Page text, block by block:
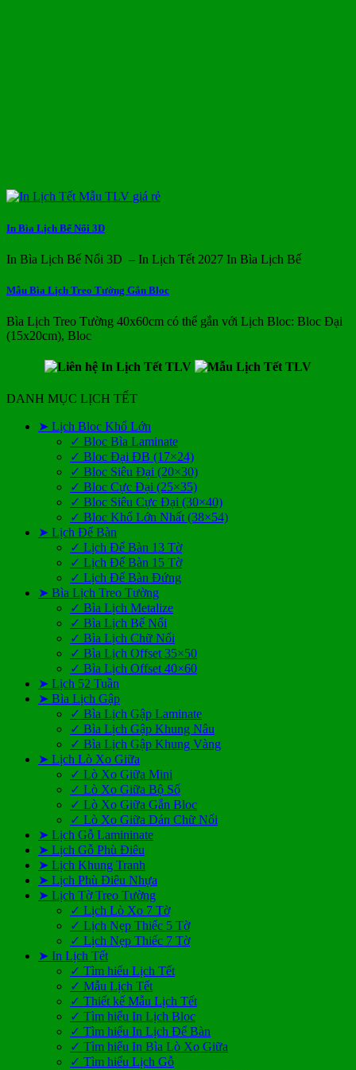
In Bìa Lịch Bế Nổi 3D
In Bìa Lịch Bế Nổi 3D – In Lịch Tết 2027 In Bìa Lịch Bế
Mẫu Bìa Lịch Treo Tường Gắn Bloc
Bìa Lịch Treo Tường 40x60cm có thể gắn với Lịch Bloc: Bloc Đại
(15x20cm), Bloc
DANH MỤC LỊCH TẾT
➤ Lịch Bloc Khổ Lớn
✓ Bloc Bìa Laminate
✓ Bloc Đại ĐB (17×24)
✓ Bloc Siêu Đại (20×30)
✓ Bloc Cực Đại (25×35)
✓ Bloc Siêu Cực Đại (30×40)
✓ Bloc Khổ Lớn Nhất (38×54)
➤ Lịch Để Bàn
✓ Lịch Để Bàn 13 Tờ
✓ Lịch Để Bàn 15 Tờ
✓ Lịch Để Bàn Đứng
➤ Bìa Lịch Treo Tường
✓ Bìa Lịch Metalize
✓ Bìa Lịch Bế Nổi
✓ Bìa Lịch Chữ Nổi
✓ Bìa Lịch Offset 35×50
✓ Bìa Lịch Offset 40×60
➤ Lịch 52 Tuần
➤ Bìa Lịch Gập
✓ Bìa Lịch Gập Laminate
✓ Bìa Lịch Gập Khung Nâu
✓ Bìa Lịch Gập Khung Vàng
➤ Lịch Lò Xo Giữa
✓ Lò Xo Giữa Mini
✓ Lò Xo Giữa Bộ Số
✓ Lò Xo Giữa Gắn Bloc
✓ Lò Xo Giữa Dán Chữ Nổi
➤ Lịch Gỗ Lamininate
➤ Lịch Gỗ Phù Điêu
➤ Lịch Khung Tranh
➤ Lịch Phù Điêu Nhựa
➤ Lịch Tờ Treo Tường
✓ Lịch Lò Xo 7 Tờ
✓ Lịch Nẹp Thiếc 5 Tờ
✓ Lịch Nẹp Thiếc 7 Tờ
➤ In Lịch Tết
✓ Tìm hiểu Lịch Tết
✓ Mẫu Lịch Tết
✓ Thiết kế Mẫu Lịch Tết
✓ Tìm hiểu In Lịch Bloc
✓ Tìm hiểu In Lịch Để Bàn
✓ Tìm hiểu In Bìa Lò Xo Giữa
✓ Tìm hiểu Lịch Gỗ